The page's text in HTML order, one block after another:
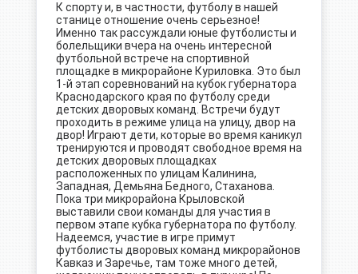
К спорту и, в частности, футболу в нашей
станице отношение очень серьезное!
Именно так рассуждали юные футболисты и
болельщики вчера на очень интересной
футбольной встрече на спортивной
площадке в микрорайоне Куриловка. Это был
1-й этап соревнований на кубок губернатора
Краснодарского края по футболу среди
детских дворовых команд. Встречи будут
проходить в режиме улица на улицу, двор на
двор! Играют дети, которые во время каникул
тренируются и проводят свободное время на
детских дворовых площадках
расположенных по улицам Калинина,
Западная, Демьяна Бедного, Стаханова.
Пока три микрорайона Крыловской
выставили свои команды для участия в
первом этапе кубка губернатора по футболу.
Надеемся, участие в игре примут
футболисты дворовых команд микрорайонов
Кавказ и Заречье, там тоже много детей,